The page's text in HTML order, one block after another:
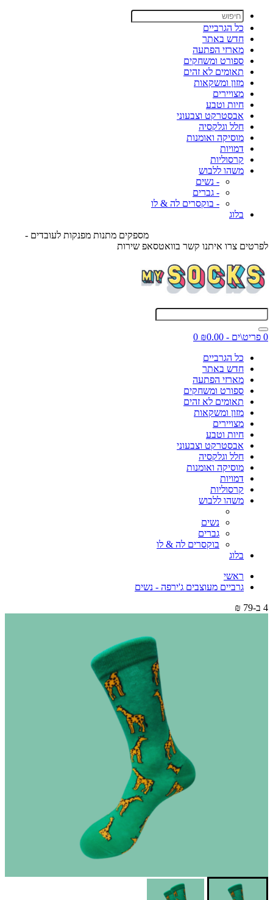
כל הגרביים
חדש באתר
מארזי הפתעה
ספורט ומשחקים
תאומים לא זהים
מזון ומשקאות
מצויירים
חיות וטבע
אבסטרקט וצבעוני
חלל וגלקסיה
מוסיקה ואומנות
דמויות
קרסוליות
משהו ללבוש
- נשים
- גברים
- בוקסרים לה & לו
בלוג
מספקים מתנות מפנקות לעובדים -
לפרטים צרו איתנו קשר בוואטסאפ שירות
0 פריט\ים - ₪0.00
0
כל הגרביים
חדש באתר
מארזי הפתעה
ספורט ומשחקים
תאומים לא זהים
מזון ומשקאות
מצויירים
חיות וטבע
אבסטרקט וצבעוני
חלל וגלקסיה
מוסיקה ואומנות
דמויות
קרסוליות
משהו ללבוש
נשים
גברים
בוקסרים לה & לו
בלוג
ראשי
גרביים מעוצבים ג'ירפה - נשים
4 ב-79 ₪